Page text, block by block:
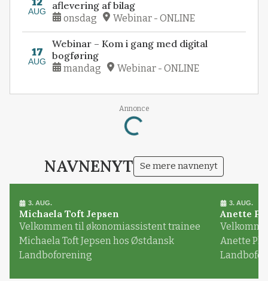
AUG
aflevering af bilag
onsdag Webinar - ONLINE
17
AUG
Webinar – Kom i gang med digital
bogføring
mandag Webinar - ONLINE
Annonce
Loading...
NAVNENYT Se mere navnenyt
3. AUG.
Michaela Toft Jepsen
Velkommen til økonomiassistent trainee
Michaela Toft Jepsen hos Østdansk
Landboforening
3. AUG.
Anette
Anette